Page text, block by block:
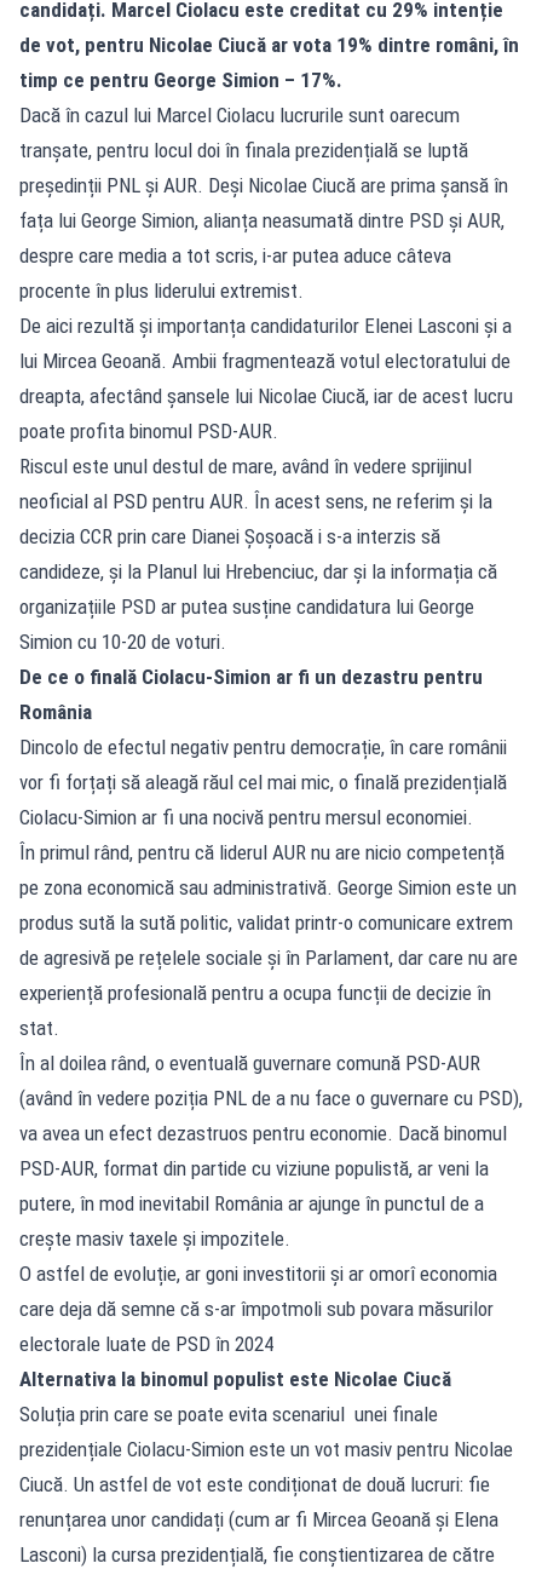
candidați. Marcel Ciolacu este creditat cu 29% intenție
de vot, pentru Nicolae Ciucă ar vota 19% dintre români, în
timp ce pentru George Simion – 17%.
Dacă în cazul lui Marcel Ciolacu lucrurile sunt oarecum
tranșate, pentru locul doi în finala prezidențială se luptă
președinții PNL și AUR. Deși Nicolae Ciucă are prima șansă în
fața lui George Simion, alianța neasumată dintre PSD și AUR,
despre care media a tot scris, i-ar putea aduce câteva
procente în plus liderului extremist.
De aici rezultă și importanța candidaturilor Elenei Lasconi și a
lui Mircea Geoană. Ambii fragmentează votul electoratului de
dreapta, afectând șansele lui Nicolae Ciucă, iar de acest lucru
poate profita binomul PSD-AUR.
Riscul este unul destul de mare, având în vedere sprijinul
neoficial al PSD pentru AUR. În acest sens, ne referim și la
decizia CCR prin care Dianei Șoșoacă i s-a interzis să
candideze, și la Planul lui Hrebenciuc, dar și la informația că
organizațiile PSD ar putea susține candidatura lui George
Simion cu 10-20 de voturi.
De ce o finală Ciolacu-Simion ar fi un dezastru pentru
România
Dincolo de efectul negativ pentru democrație, în care românii
vor fi forțați să aleagă răul cel mai mic, o finală prezidențială
Ciolacu-Simion ar fi una nocivă pentru mersul economiei.
În primul rând, pentru că liderul AUR nu are nicio competență
pe zona economică sau administrativă. George Simion este un
produs sută la sută politic, validat printr-o comunicare extrem
de agresivă pe rețelele sociale și în Parlament, dar care nu are
experiență profesională pentru a ocupa funcții de decizie în
stat.
În al doilea rând, o eventuală guvernare comună PSD-AUR
(având în vedere poziția PNL de a nu face o guvernare cu PSD),
va avea un efect dezastruos pentru economie. Dacă binomul
PSD-AUR, format din partide cu viziune populistă, ar veni la
putere, în mod inevitabil România ar ajunge în punctul de a
crește masiv taxele și impozitele.
O astfel de evoluție, ar goni investitorii și ar omorî economia
care deja dă semne că s-ar împotmoli sub povara măsurilor
electorale luate de PSD în 2024
Alternativa la binomul populist este Nicolae Ciucă
Soluția prin care se poate evita scenariul unei finale
prezidențiale Ciolacu-Simion este un vot masiv pentru Nicolae
Ciucă. Un astfel de vot este condiționat de două lucruri: fie
renunțarea unor candidați (cum ar fi Mircea Geoană și Elena
Lasconi) la cursa prezidențială, fie conștientizarea de către